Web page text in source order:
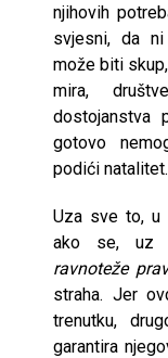
njihovih
svjesni, da
može biti
mira,
dostojanstva
gotovo
podići natalitet.
Uza sve to, u
ako se, uz
ravnoteže
straha. Jer
trenutku,
garantira